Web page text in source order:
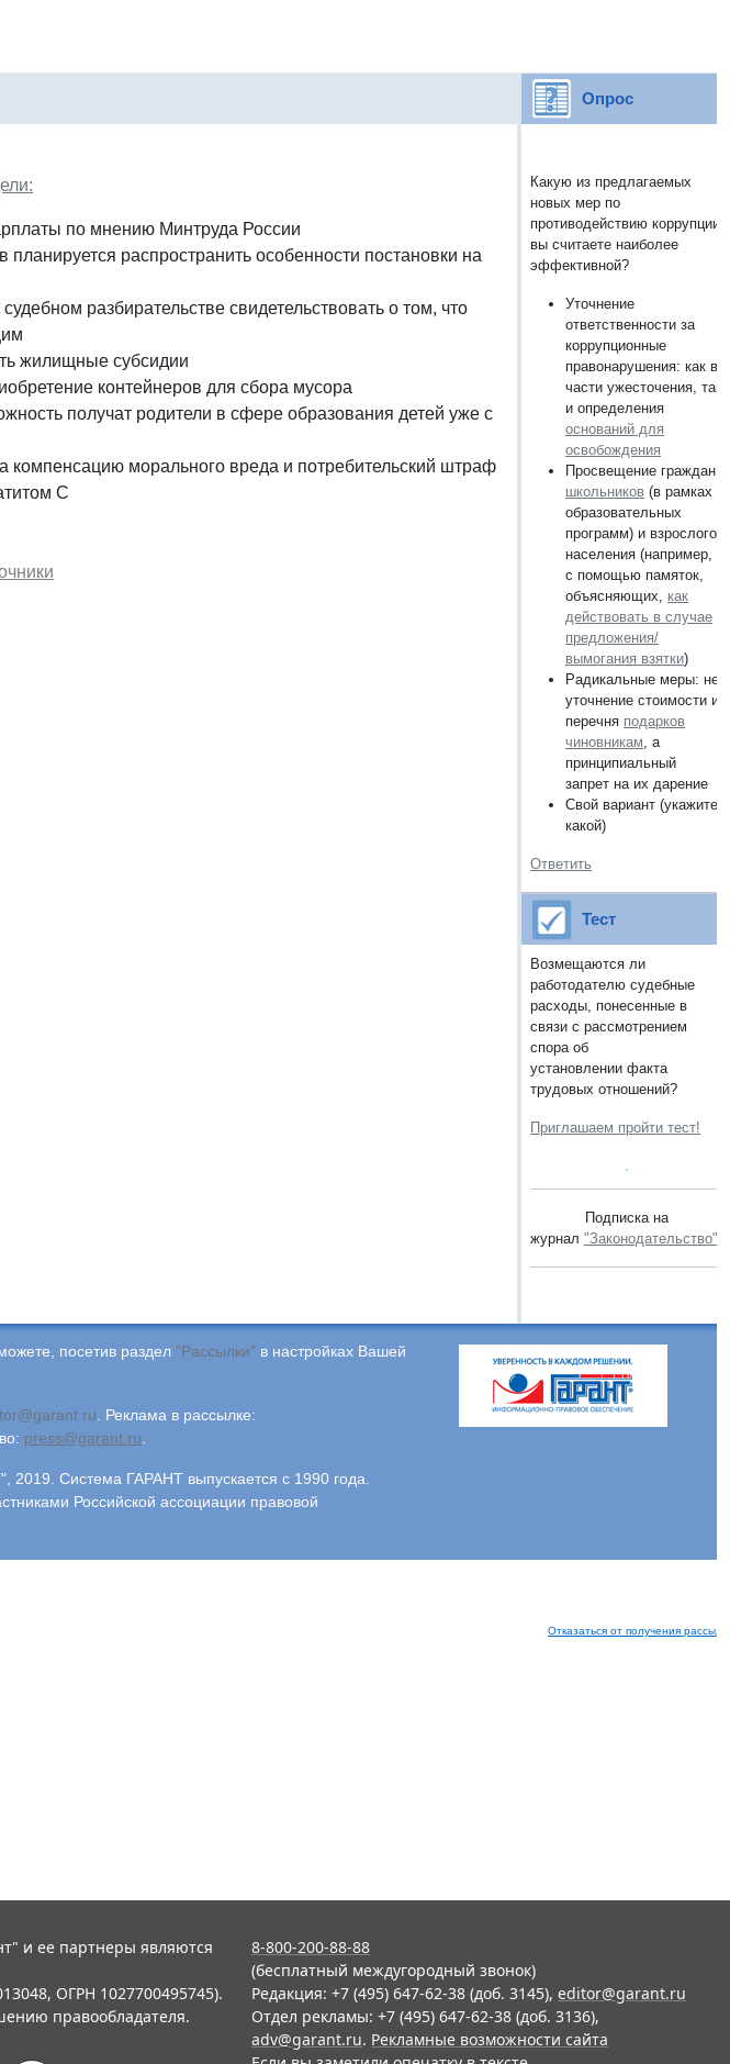
по мнению Минтруда России
планируется распространить особенности постановки на
разбирательстве свидетельствовать о том, что
жилищные субсидии
контейнеров для сбора мусора
получат родители в сфере образования детей уже с
компенсацию морального вреда и потребительский штраф
С
Опрос
Какую из предлагаемых
новых мер по
противодействию коррупции
вы считаете наиболее
эффективной?
Уточнение
ответственности за
коррупционные
правонарушения: как в
части ужесточения, так
и определения
оснований для
освобождения
Просвещение граждан:
школьников (в рамках
образовательных
программ) и взрослого
населения (например,
с помощью памяток,
объясняющих, как
действовать в случае
предложения/
вымогания взятки)
Радикальные меры: не
уточнение стоимости и
перечня подарков
чиновникам , а
принципиальный
запрет на их дарение
Свой вариант (укажите,
какой)
Ответить
Тест
Возмещаются ли
работодателю судебные
расходы, понесенные в
связи с рассмотрением
спора об
установлении факта
трудовых отношений?
Приглашаем пройти тест!
Подписка на
журнал "Законодательство"
посетив раздел "Рассылки" в настройках Вашей
Реклама в рассылке:
press@garant.ru
Система ГАРАНТ выпускается с 1990 года.
Российской ассоциации правовой
Отказаться от получения
и ее партнеры являются
ОГРН 1027700495745).
правообладателя.
8-800-200-88-88
(бесплатный междугородный звонок)
Редакция: +7 (495) 647-62-38 (доб. 3145), editor@garant.ru
Отдел рекламы: +7 (495) 647-62-38 (доб. 3136),
adv@garant.ru. Рекламные возможности сайта